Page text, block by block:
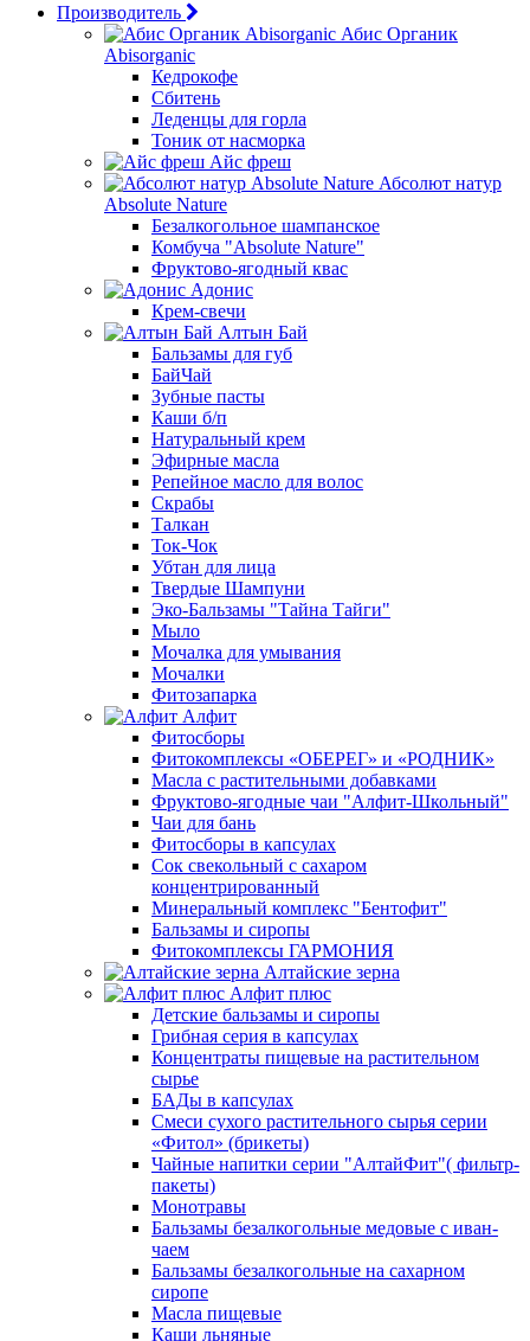
Производитель
Абис Органик
Abisorganic
Кедрокофе
Сбитень
Леденцы для горла
Тоник от насморка
Айс фреш
Абсолют натур
Absolute Nature
Безалкогольное шампанское
Комбуча "Absolute Nature"
Фруктово-ягодный квас
Адонис
Крем-свечи
Алтын Бай
Бальзамы для губ
БайЧай
Зубные пасты
Каши б/п
Натуральный крем
Эфирные масла
Репейное масло для волос
Скрабы
Талкан
Ток-Чок
Убтан для лица
Твердые Шампуни
Эко-Бальзамы "Тайна Тайги"
Мыло
Мочалка для умывания
Мочалки
Фитозапарка
Алфит
Фитосборы
Фитокомплексы «ОБЕРЕГ» и «РОДНИК»
Масла с растительными добавками
Фруктово-ягодные чаи "Алфит-Школьный"
Чаи для бань
Фитосборы в капсулах
Сок свекольный с сахаром
концентрированный
Минеральный комплекс "Бентофит"
Бальзамы и сиропы
Фитокомплексы ГАРМОНИЯ
Алтайские зерна
Алфит плюс
Детские бальзамы и сиропы
Грибная серия в капсулах
Концентраты пищевые на растительном
сырье
БАДы в капсулах
Смеси сухого растительного сырья серии
«Фитол» (брикеты)
Чайные напитки серии "АлтайФит"( фильтр-
пакеты)
Монотравы
Бальзамы безалкогольные медовые с иван-
чаем
Бальзамы безалкогольные на сахарном
сиропе
Масла пищевые
Каши льняные